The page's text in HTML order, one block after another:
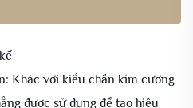
Khác với kiểu chần kim cương
được sử dụng để tạo hiệu